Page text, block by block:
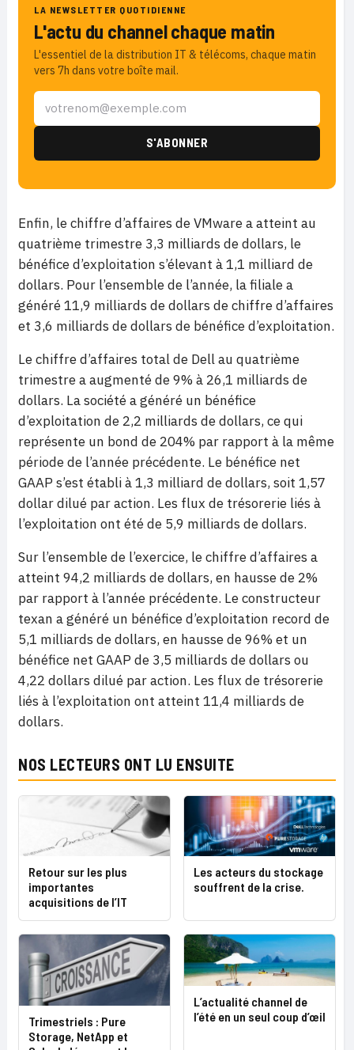
LA NEWSLETTER QUOTIDIENNE
L'actu du channel chaque matin
L'essentiel de la distribution IT & télécoms, chaque matin
vers 7h dans votre boîte mail.
Enfin, le chiffre d’affaires de VMware a atteint au
quatrième trimestre 3,3 milliards de dollars, le
bénéfice d’exploitation s’élevant à 1,1 milliard de
dollars. Pour l’ensemble de l’année, la filiale a
généré 11,9 milliards de dollars de chiffre d’affaires
et 3,6 milliards de dollars de bénéfice d’exploitation.
Le chiffre d’affaires total de Dell au quatrième
trimestre a augmenté de 9% à 26,1 milliards de
dollars. La société a généré un bénéfice
d’exploitation de 2,2 milliards de dollars, ce qui
représente un bond de 204% par rapport à la même
période de l’année précédente. Le bénéfice net
GAAP s’est établi à 1,3 milliard de dollars, soit 1,57
dollar dilué par action. Les flux de trésorerie liés à
l’exploitation ont été de 5,9 milliards de dollars.
Sur l’ensemble de l’exercice, le chiffre d’affaires a
atteint 94,2 milliards de dollars, en hausse de 2%
par rapport à l’année précédente. Le constructeur
texan a généré un bénéfice d’exploitation record de
5,1 milliards de dollars, en hausse de 96% et un
bénéfice net GAAP de 3,5 milliards de dollars ou
4,22 dollars dilué par action. Les flux de trésorerie
liés à l’exploitation ont atteint 11,4 milliards de
dollars.
NOS LECTEURS ONT LU ENSUITE
Retour sur les plus
importantes
acquisitions de l’IT
Les acteurs du stockage
souffrent de la crise.
Trimestriels : Pure
Storage, NetApp et
L’actualité channel de
l’été en un seul coup d’œil